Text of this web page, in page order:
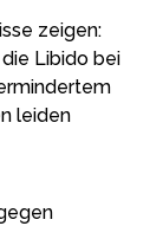
zeigen:
Libido bei
leiden